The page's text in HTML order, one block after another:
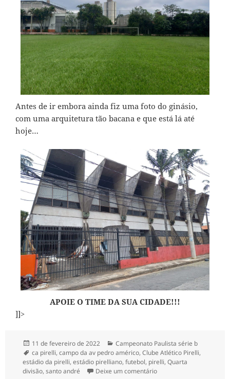
Antes de ir embora ainda fiz uma foto do ginásio,
com uma arquitetura tão bacana e que está lá até
hoje…
APOIE O TIME DA SUA CIDADE!!!
]]>
Publicado
em
11 de fevereiro de 2022 Categorias
Campeonato Paulista série b
Tags
ca pirelli,campo da av pedro américo,Clube Atlético Pirelli,
estádio da pirelli,estádio pirelliano,futebol, pirelli,Quarta
divisão,santo andré Deixe um comentárioem O futebol